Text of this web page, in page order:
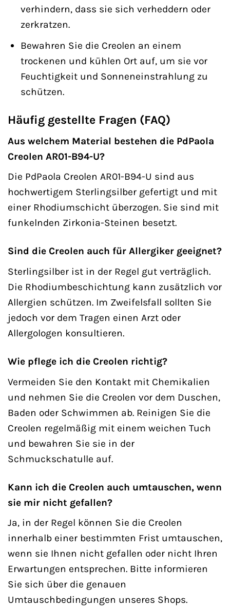
verhindern, dass sie sich verheddern oder
zerkratzen.
Bewahren Sie die Creolen an einem
trockenen und kühlen Ort auf, um sie vor
Feuchtigkeit und Sonneneinstrahlung zu
schützen.
Häufig gestellte Fragen (FAQ)
Aus welchem Material bestehen die PdPaola
Creolen AR01-B94-U?
Die PdPaola Creolen AR01-B94-U sind aus
hochwertigem Sterlingsilber gefertigt und mit
einer Rhodiumschicht überzogen. Sie sind mit
funkelnden Zirkonia-Steinen besetzt.
Sind die Creolen auch für Allergiker geeignet?
Sterlingsilber ist in der Regel gut verträglich.
Die Rhodiumbeschichtung kann zusätzlich vor
Allergien schützen. Im Zweifelsfall sollten Sie
jedoch vor dem Tragen einen Arzt oder
Allergologen konsultieren.
Wie pflege ich die Creolen richtig?
Vermeiden Sie den Kontakt mit Chemikalien
und nehmen Sie die Creolen vor dem Duschen,
Baden oder Schwimmen ab. Reinigen Sie die
Creolen regelmäßig mit einem weichen Tuch
und bewahren Sie sie in der
Schmuckschatulle auf.
Kann ich die Creolen auch umtauschen, wenn
sie mir nicht gefallen?
Ja, in der Regel können Sie die Creolen
innerhalb einer bestimmten Frist umtauschen,
wenn sie Ihnen nicht gefallen oder nicht Ihren
Erwartungen entsprechen. Bitte informieren
Sie sich über die genauen
Umtauschbedingungen unseres Shops.